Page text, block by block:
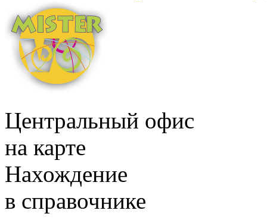
Центральный офис
на карте
Нахождение
в справочнике